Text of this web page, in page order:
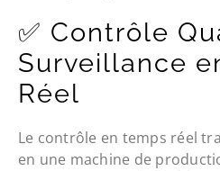
✅ Contrôle
Surveillance
Réel
Le contrôle en temps réel
en une machine de